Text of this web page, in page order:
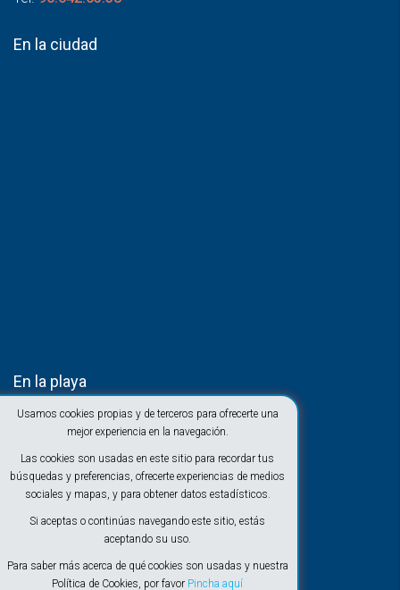
Usamos cookies propias y de terceros para ofrecerte una
mejor experiencia en la navegación.
Las cookies son usadas en este sitio para recordar tus
búsquedas y preferencias, ofrecerte experiencias de medios
sociales y mapas, y para obtener datos estadísticos.
Si aceptas o continúas navegando este sitio, estás
aceptando su uso.
Para saber más acerca de qué cookies son usadas y nuestra
Política de Cookies, por favor Pincha aquí
En la ciudad
En la playa